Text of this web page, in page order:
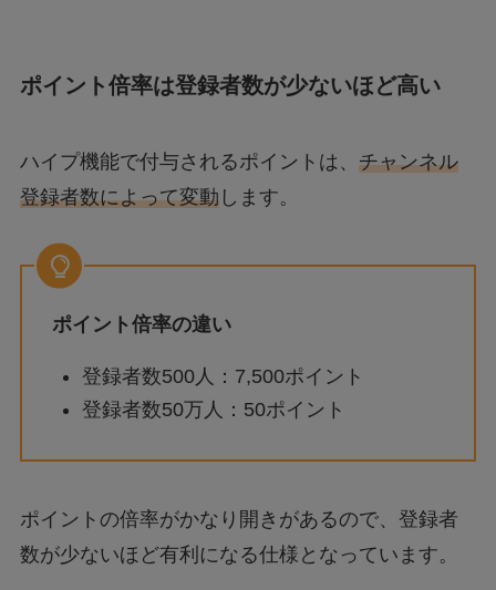
ポイント倍率は登録者数が少ないほど高い
ハイプ機能で付与されるポイントは、 チャンネル
登録者数によって変動します。
ポイント倍率の違い
登録者数500人：7,500ポイント
登録者数50万人：50ポイント
ポイントの倍率がかなり開きがあるので、登録者
数が少ないほど有利になる仕様となっています。